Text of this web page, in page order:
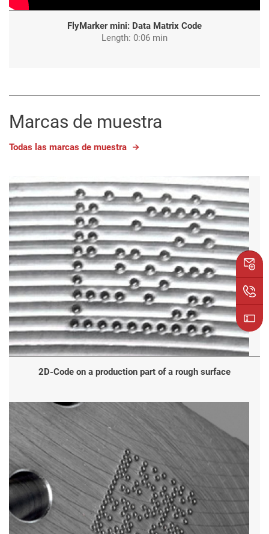
FlyMarker mini: Data Matrix Code
Length: 0:06 min
Marcas de muestra
Todas las marcas de muestra
2D-Code on a production part of a rough surface